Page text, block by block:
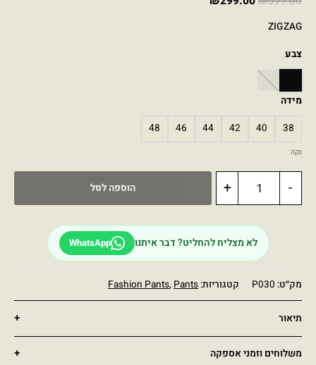
צבע
BLACK
STONE
מידה
38
40
42
44
46
48
נקה
-
+ הוספה לסל
לא מצליח להחליט? דבר איתנו WhatsApp
ZIGZAG
מק״ט: P030 קטגוריות: Fashion Pants, Pants
תיאור
משלוחים וזמני אספקה